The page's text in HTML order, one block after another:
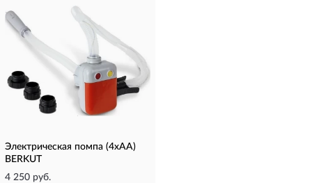
Электрическая помпа (4xAA)
BERKUT
4 250 руб.